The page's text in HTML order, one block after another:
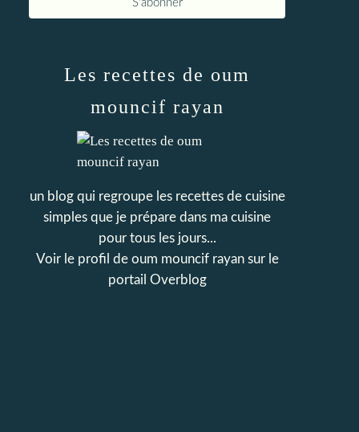
Les recettes de oum
mouncif rayan
un blog qui regroupe les recettes de cuisine
simples que je prépare dans ma cuisine
pour tous les jours...
Voir le profil de oum mouncif rayansur le
portail Overblog